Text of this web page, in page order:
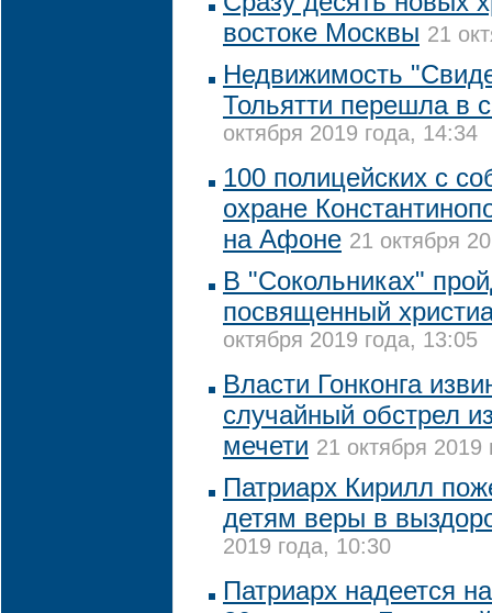
востоке Москвы 21
Недвижимость
Тольятти перешла в
октября 2019 года, 14:34
100 полицейских с
охране
на Афоне 21 октября
В "Сокольниках"
посвященный
октября 2019 года, 13:05
Власти Гонконга
случайный обстрел
мечети 21 октября 2019
Патриарх Кирилл
детям веры в
2019 года, 10:30
Патриарх надеется